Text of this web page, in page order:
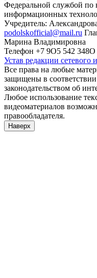
Федеральной службой по
информационных
Учредитель:
podolskofficial@mail.ru
Марина Владимировна
Телефон +7 9О5 542 348О
Устав редакции сетевого
Все права на любые
защищены в
законодательством об
Любое использование
видеоматериалов
правообладателя.
Наверх